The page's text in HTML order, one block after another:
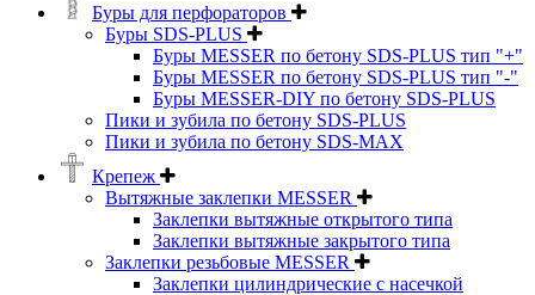
Буры для перфораторов
Буры SDS-PLUS
Буры MESSER по бетону SDS-PLUS тип "+"
Буры MESSER по бетону SDS-PLUS тип "-"
Буры MESSER-DIY по бетону SDS-PLUS
Пики и зубила по бетону SDS-PLUS
Пики и зубила по бетону SDS-MAX
Крепеж
Вытяжные заклепки MESSER
Заклепки вытяжные открытого типа
Заклепки вытяжные закрытого типа
Заклепки резьбовые MESSER
Заклепки цилиндрические с насечкой